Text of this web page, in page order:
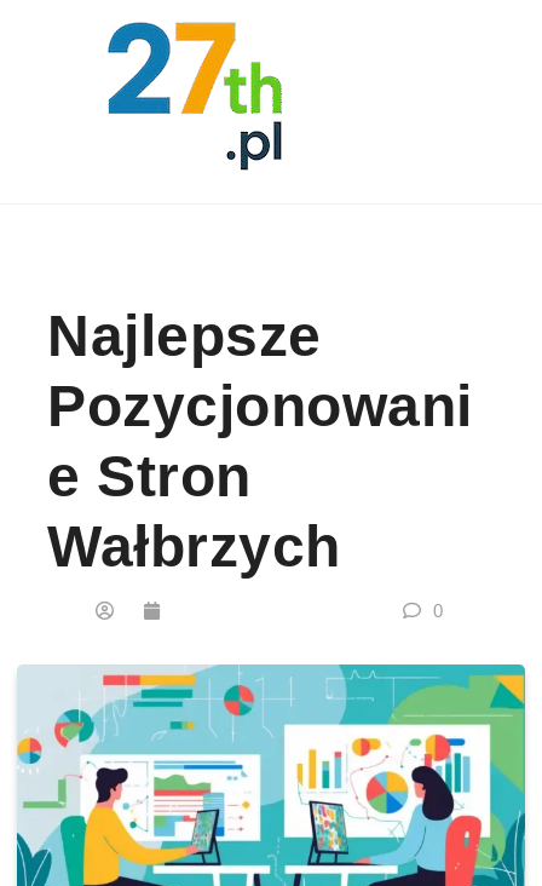
Najlepsze
Pozycjonowani
E Stron
Wałbrzych
0